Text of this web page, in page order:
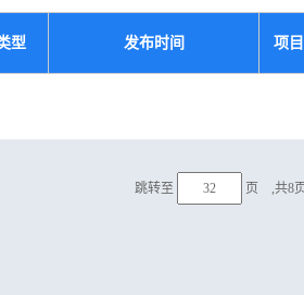
型 发布时间 项
跳转至 页 ,共8